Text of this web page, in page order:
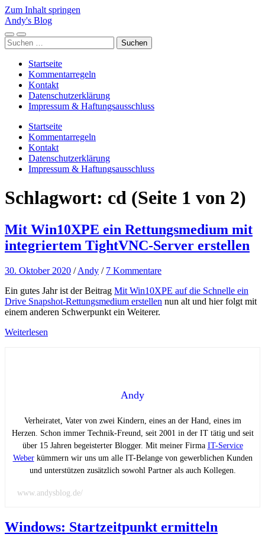
Zum Inhalt springen
Andy's Blog
Mobile-
Menü
Suchfeld
ein-/ausblenden
Suchen
nach:
Startseite
Kommentarregeln
Kontakt
Datenschutzerklärung
Impressum & Haftungsausschluss
Startseite
Kommentarregeln
Kontakt
Datenschutzerklärung
Impressum & Haftungsausschluss
Schlagwort: cd (Seite 1 von 2)
Mit Win10XPE ein Rettungsmedium mit
integriertem TightVNC-Server erstellen
30. Oktober 2020 /Andy / 7 Kommentare
Ein gutes Jahr ist der Beitrag Mit Win10XPE auf die Schnelle ein
Drive Snapshot-Rettungsmedium erstellen nun alt und hier folgt mit
einem anderen Schwerpunkt ein Weiterer.
Weiterlesen
Andy
Verheiratet, Vater von zwei Kindern, eines an der Hand, eines im
Herzen. Schon immer Technik-Freund, seit 2001 in der IT tätig und seit
über 15 Jahren begeisterter Blogger. Mit meiner Firma IT-Service
Weberkümmern wir uns um alle IT-Belange von gewerblichen Kunden
und unterstützen zusätzlich sowohl Partner als auch Kollegen.
www.andysblog.de/
Windows: Startzeitpunkt ermitteln